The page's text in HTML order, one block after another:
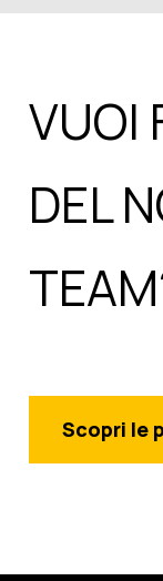
VUOI
DEL
Scopri le